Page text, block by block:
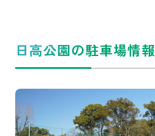
日高公園の駐車場情報